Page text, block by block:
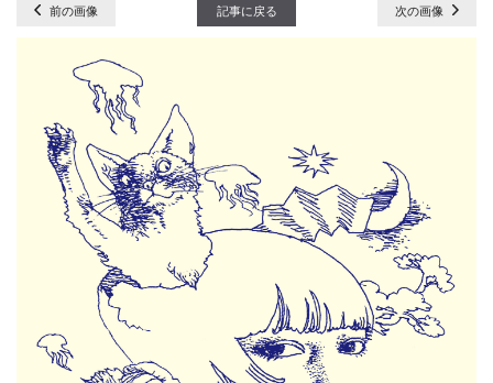
前の画像 記事に戻る 次の画像